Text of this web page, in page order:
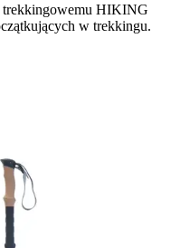
trekkingowemu HIKING
w trekkingu.